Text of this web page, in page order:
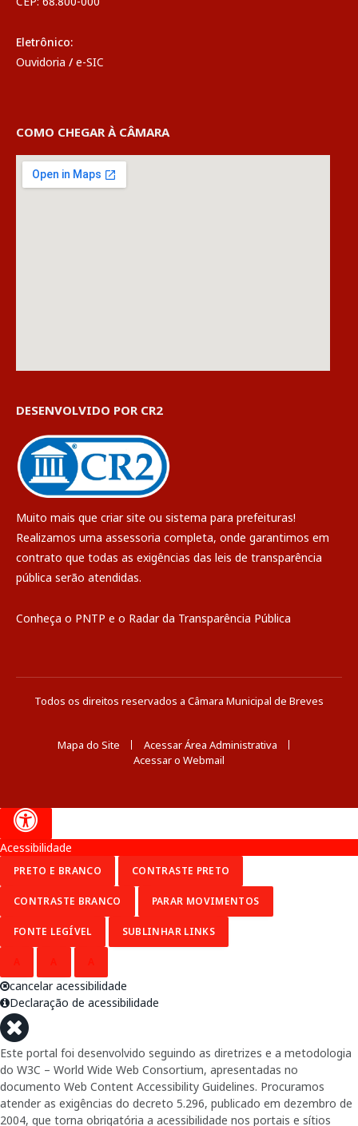
Eletrônico:
Ouvidoria / e-SIC
COMO CHEGAR À CÂMARA
DESENVOLVIDO POR CR2
Muito mais que criar site ou sistema para prefeituras!
Realizamos uma assessoria completa, onde garantimos em
contrato que todas as exigências das leis de transparência
pública serão atendidas.
Conheça o PNTP e o Radar da Transparência Pública
Todos os direitos reservados a Câmara Municipal de Breves
Mapa do Site
Acessar Área Administrativa
Acessar o Webmail
Acessibilidade
PRETO E BRANCO CONTRASTE PRETO
CONTRASTE BRANCO PARAR MOVIMENTOS
FONTE LEGÍVEL SUBLINHAR LINKS
cancelar acessibilidade
Declaração de acessibilidade
Este portal foi desenvolvido seguindo as diretrizes e a metodologia
do W3C – World Wide Web Consortium, apresentadas no
documento Web Content Accessibility Guidelines. Procuramos
atender as exigências do decreto 5.296, publicado em dezembro de
2004, que torna obrigatória a acessibilidade nos portais e sítios